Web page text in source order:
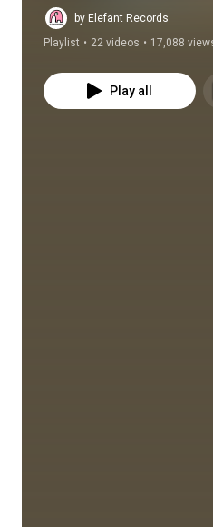
by Elefant Records
Playlist • 22 videos • 17,088
Play all